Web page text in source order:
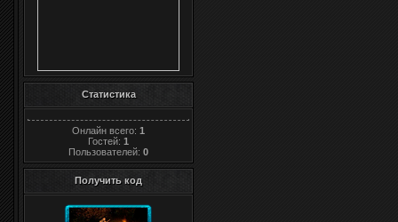
Статистика
Онлайн всего: 1
Гостей: 1
Пользователей: 0
Получить код